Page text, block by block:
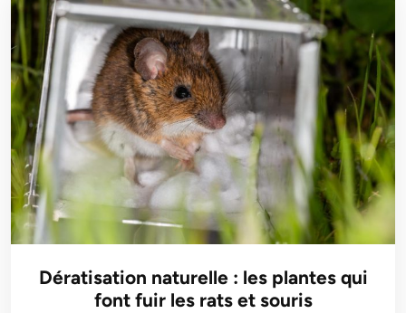
Dératisation naturelle : les plantes qui
font fuir les rats et souris